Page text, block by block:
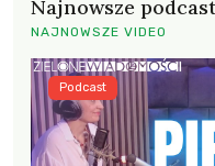
Najnowsze
NAJNOWSZE VIDEO
Podcast